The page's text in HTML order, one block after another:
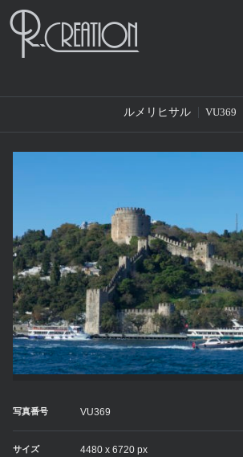
ルメリヒサル VU369
写真番号 VU369
サイズ 4480 x 6720 px